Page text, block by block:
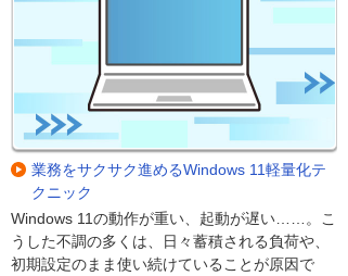
業務をサクサク進めるWindows 11軽量化テ
クニック
Windows 11の動作が重い、起動が遅い……。こ
うした不調の多くは、日々蓄積される負荷や、
初期設定のまま使い続けていることが原因で